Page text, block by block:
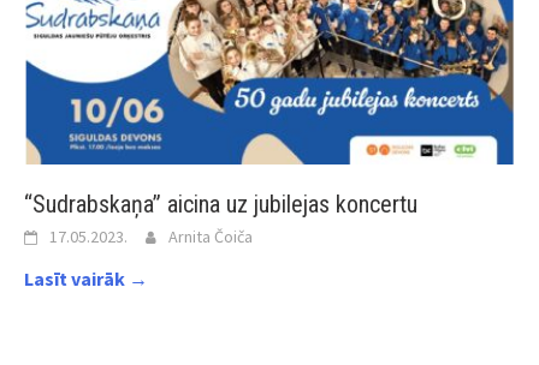
“Sudrabskaņa” aicina uz jubilejas koncertu
17.05.2023. Arnita Čoiča
Lasīt vairāk →